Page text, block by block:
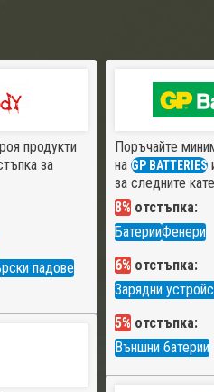
продукти
за
падове
Поръчайте
на GP BATTERIES
за следните
8% отстъпка:
БатерииФенери
6% отстъпка:
Зарядни
5% отстъпка:
Външни батерии